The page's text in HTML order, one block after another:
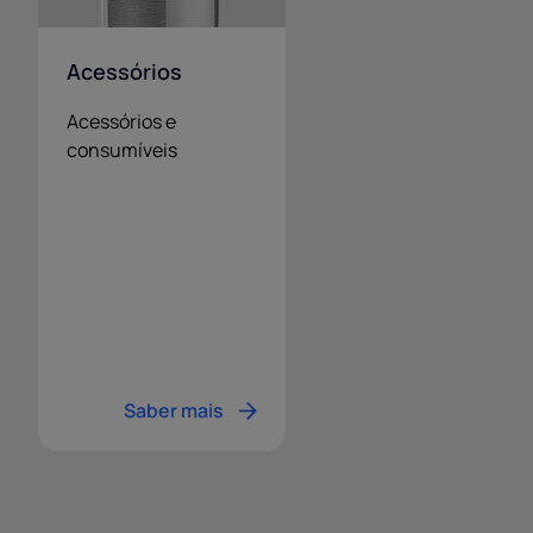
Acessórios
Acessórios e
consumíveis
Saber mais